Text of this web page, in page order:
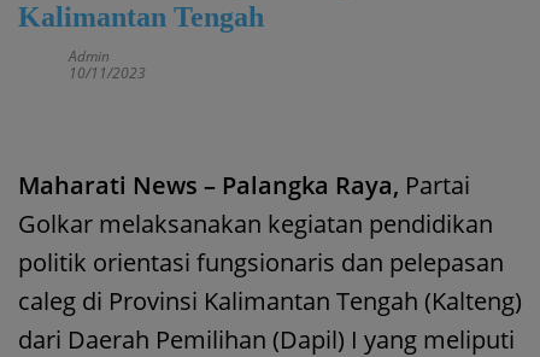
Kalimantan Tengah
Admin
10/11/2023
Maharati News – Palangka Raya, Partai
Golkar melaksanakan kegiatan pendidikan
politik orientasi fungsionaris dan pelepasan
caleg di Provinsi Kalimantan Tengah (Kalteng)
dari Daerah Pemilihan (Dapil) I yang meliputi